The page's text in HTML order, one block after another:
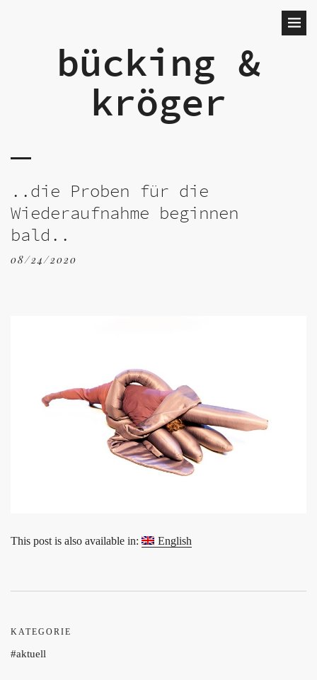
bücking &
kröger
..die Proben für die
Wiederaufnahme beginnen
bald..
08/24/2020
This post is also available in: English
KATEGORIE
aktuell